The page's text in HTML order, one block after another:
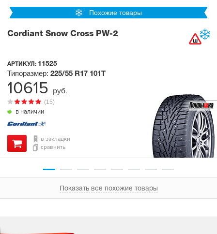
Похожие товары
Cordiant Snow Cross PW-2
АРТИКУЛ: 11525
в наличии
(15)
Типоразмер: 225/55 R17 101T
в закладки
сравнить
10615 руб.
Показать все похожие товары